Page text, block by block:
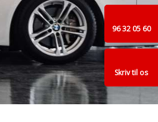
96 32 05 60
Skriv til os